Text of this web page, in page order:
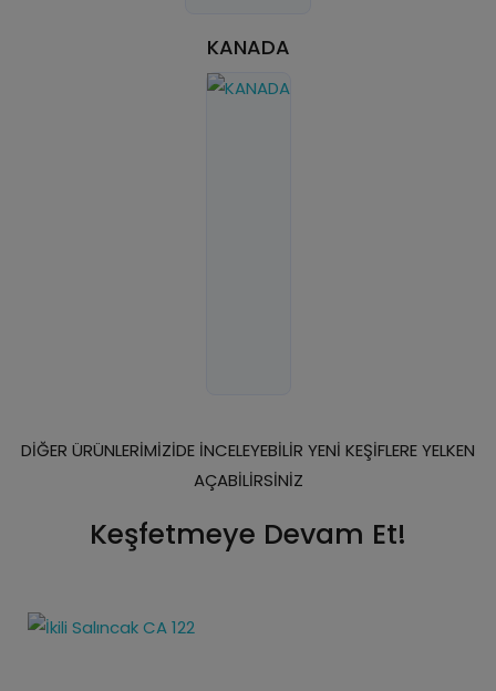
KANADA
DİĞER ÜRÜNLERİMİZİDE İNCELEYEBİLİR YENİ KEŞİFLERE YELKEN
AÇABİLİRSİNİZ
Keşfetmeye Devam Et!